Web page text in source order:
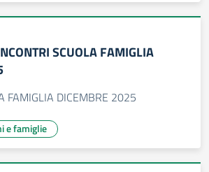
SCUOLA FAMIGLIA
FAMIGLIA DICEMBRE 2025
e famiglie